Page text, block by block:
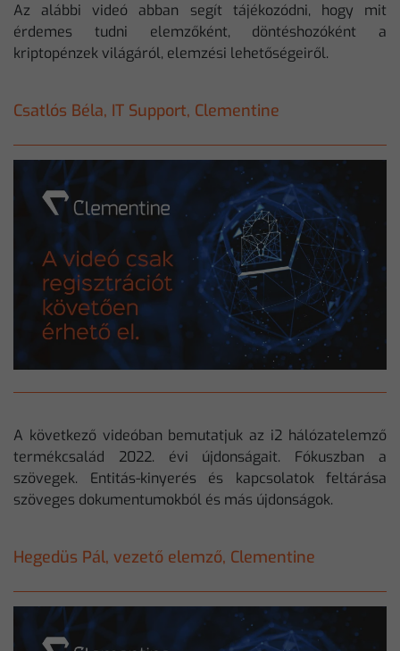
Az alábbi videó abban segít tájékozódni, hogy mit
érdemes tudni elemzőként, döntéshozóként a
kriptopénzek világáról, elemzési lehetőségeiről.
Csatlós Béla, IT Support, Clementine
A következő videóban bemutatjuk az i2 hálózatelemző
termékcsalád 2022. évi újdonságait. Fókuszban a
szövegek. Entitás-kinyerés és kapcsolatok feltárása
szöveges dokumentumokból és más újdonságok.
Hegedüs Pál, vezető elemző, Clementine